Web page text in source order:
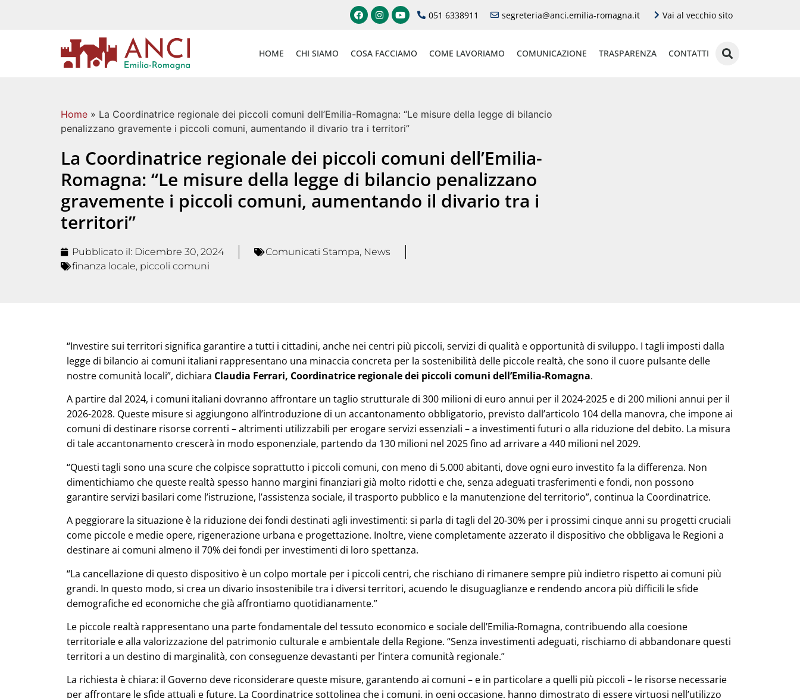
051 6338911 segreteria@anci.emilia-romagna.it Vai al vecchio sito
HOME CHI SIAMO COSA FACCIAMO COME LAVORIAMO COMUNICAZIONE TRASPARENZA CONTATTI
Home » La Coordinatrice regionale dei piccoli comuni dell’Emilia-Romagna: “Le misure della legge di bilancio
penalizzano gravemente i piccoli comuni, aumentando il divario tra i territori”
La Coordinatrice regionale dei piccoli comuni dell’Emilia-
Romagna: “Le misure della legge di bilancio penalizzano
gravemente i piccoli comuni, aumentando il divario tra i
territori”
Pubblicato il: Dicembre 30, 2024 Comunicati Stampa, News
finanza locale, piccoli comuni
“Investire sui territori significa garantire a tutti i cittadini, anche nei centri più piccoli, servizi di qualità e opportunità di sviluppo. I tagli imposti dalla
legge di bilancio ai comuni italiani rappresentano una minaccia concreta per la sostenibilità delle piccole realtà, che sono il cuore pulsante delle
nostre comunità locali”, dichiara Claudia Ferrari, Coordinatrice regionale dei piccoli comuni dell’Emilia-Romagna.
A partire dal 2024, i comuni italiani dovranno affrontare un taglio strutturale di 300 milioni di euro annui per il 2024-2025 e di 200 milioni annui per il
2026-2028. Queste misure si aggiungono all’introduzione di un accantonamento obbligatorio, previsto dall’articolo 104 della manovra, che impone ai
comuni di destinare risorse correnti – altrimenti utilizzabili per erogare servizi essenziali – a investimenti futuri o alla riduzione del debito. La misura
di tale accantonamento crescerà in modo esponenziale, partendo da 130 milioni nel 2025 fino ad arrivare a 440 milioni nel 2029.
“Questi tagli sono una scure che colpisce soprattutto i piccoli comuni, con meno di 5.000 abitanti, dove ogni euro investito fa la differenza. Non
dimentichiamo che queste realtà spesso hanno margini finanziari già molto ridotti e che, senza adeguati trasferimenti e fondi, non possono
garantire servizi basilari come l’istruzione, l’assistenza sociale, il trasporto pubblico e la manutenzione del territorio”, continua la Coordinatrice.
A peggiorare la situazione è la riduzione dei fondi destinati agli investimenti: si parla di tagli del 20-30% per i prossimi cinque anni su progetti cruciali
come piccole e medie opere, rigenerazione urbana e progettazione. Inoltre, viene completamente azzerato il dispositivo che obbligava le Regioni a
destinare ai comuni almeno il 70% dei fondi per investimenti di loro spettanza.
“La cancellazione di questo dispositivo è un colpo mortale per i piccoli centri, che rischiano di rimanere sempre più indietro rispetto ai comuni più
grandi. In questo modo, si crea un divario insostenibile tra i diversi territori, acuendo le disuguaglianze e rendendo ancora più difficili le sfide
demografiche ed economiche che già affrontiamo quotidianamente.”
Le piccole realtà rappresentano una parte fondamentale del tessuto economico e sociale dell’Emilia-Romagna, contribuendo alla coesione
territoriale e alla valorizzazione del patrimonio culturale e ambientale della Regione. “Senza investimenti adeguati, rischiamo di abbandonare questi
territori a un destino di marginalità, con conseguenze devastanti per l’intera comunità regionale.”
La richiesta è chiara: il Governo deve riconsiderare queste misure, garantendo ai comuni – e in particolare a quelli più piccoli – le risorse necessarie
per affrontare le sfide attuali e future. La Coordinatrice sottolinea che i comuni, in ogni occasione, hanno dimostrato di essere virtuosi nell’utilizzo